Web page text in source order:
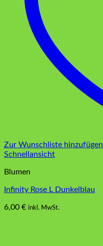
Zur Wunschliste hinzufügen
Schnellansicht
Blumen
Infinity Rose L Dunkelblau
6,00 € inkl. MwSt.